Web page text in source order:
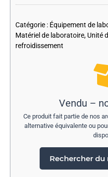
-
Catégorie : Équipement de
Matériel de laboratoire, Unité
refroidissement
Vendu –
Ce produit fait partie de nos
alternative équivalente ou
Rechercher